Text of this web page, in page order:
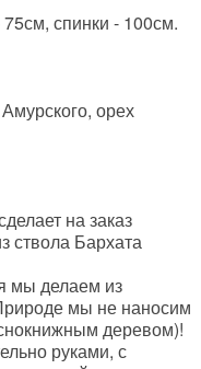
спинки - 100см.
орех
на заказ
ствола Бархата
мы делаем из
мы не наносим
деревом)!
руками, с